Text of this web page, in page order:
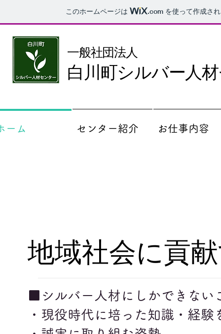
このホームページは .com を使って作成さ
一般社団法人
白川町シルバー人
ーム センター紹介 お仕事内容
地域社会に貢
■シルバー人材にしかできない
・現役時代に培った知識・経験